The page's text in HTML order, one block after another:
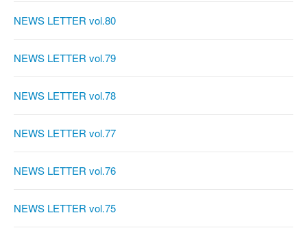
NEWS LETTER vol.80
NEWS LETTER vol.79
NEWS LETTER vol.78
NEWS LETTER vol.77
NEWS LETTER vol.76
NEWS LETTER vol.75